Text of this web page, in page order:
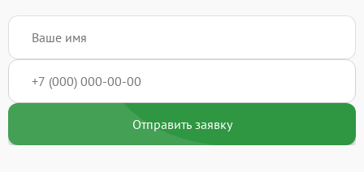
Отправить заявку